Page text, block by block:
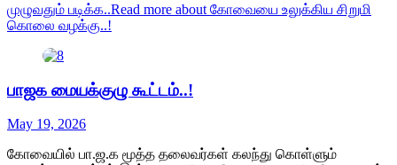
முழுவதும் படிக்க..Read more about கோவையை உலுக்கிய சிறுமி
கொலை வழக்கு..!
பாஜக மையக்குழு கூட்டம்..!
May 19, 2026
கோவையில் பா.ஜ.க மூத்த தலைவர்கள் கலந்து கொள்ளும்